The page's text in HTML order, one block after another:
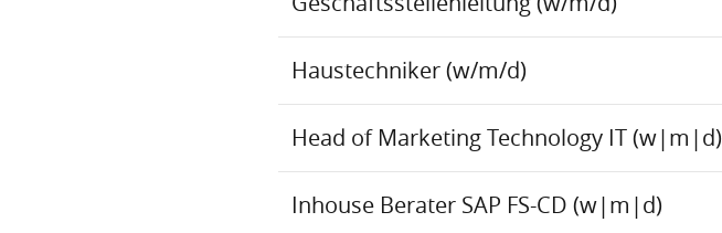
Haustechniker (w/m/d)
Head of Marketing Technology IT (w|m|d)
Inhouse Berater SAP FS-CD (w|m|d)